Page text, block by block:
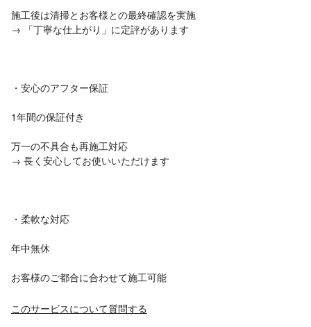
施工後は清掃とお客様との最終確認を実施
→ 「丁寧な仕上がり」に定評があります
・安心のアフター保証
1年間の保証付き
万一の不具合も再施工対応
→ 長く安心してお使いいただけます
・柔軟な対応
年中無休
お客様のご都合に合わせて施工可能
このサービスについて質問する